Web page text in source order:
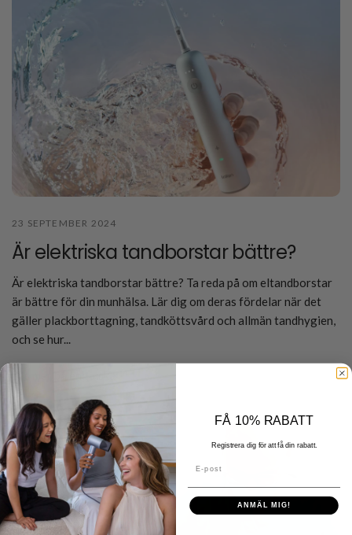
23 SEPTEMBER 2024
Är elektriska tandborstar bättre?
Är elektriska tandborstar bättre? Ta reda på om eltandborstar
är bättre för din munhälsa. Lär dig om deras fördelar när det
gäller plackborttagning, tandköttsvård och allmän tandhygien,
och se hur...
FÅ 10% RABATT
Registrera dig för att få din rabatt.
ANMÄL MIG!